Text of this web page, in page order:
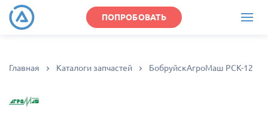
ПОПРОБОВАТЬ
Главная Каталоги запчастей БобруйскАгроМаш РСК-12